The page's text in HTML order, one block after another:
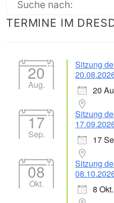
Suche
nach:
TERMINE IM
20
Aug.
Sitzung
20
17
Sep.
Sitzung
17
08
Okt.
Sitzung
8